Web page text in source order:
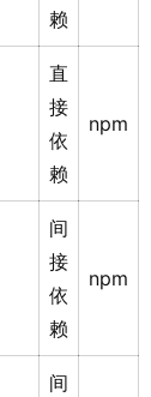
赖
直
接
依
赖
npm
间
接
依
赖
npm
间